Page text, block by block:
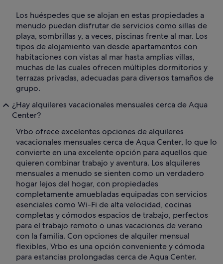
Los huéspedes que se alojan en estas propiedades a
menudo pueden disfrutar de servicios como sillas de
playa, sombrillas y, a veces, piscinas frente al mar. Los
tipos de alojamiento van desde apartamentos con
habitaciones con vistas al mar hasta amplias villas,
muchas de las cuales ofrecen múltiples dormitorios y
terrazas privadas, adecuadas para diversos tamaños de
grupo.
¿Hay alquileres vacacionales mensuales cerca de Aqua
Center?
Vrbo ofrece excelentes opciones de alquileres
vacacionales mensuales cerca de Aqua Center, lo que lo
convierte en una excelente opción para aquellos que
quieren combinar trabajo y aventura. Los alquileres
mensuales a menudo se sienten como un verdadero
hogar lejos del hogar, con propiedades
completamente amuebladas equipadas con servicios
esenciales como Wi-Fi de alta velocidad, cocinas
completas y cómodos espacios de trabajo, perfectos
para el trabajo remoto o unas vacaciones de verano
con la familia. Con opciones de alquiler mensual
flexibles, Vrbo es una opción conveniente y cómoda
para estancias prolongadas cerca de Aqua Center.